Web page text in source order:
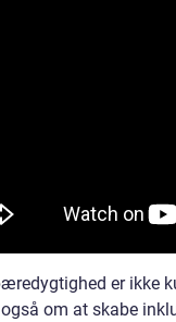
er ikke
om at skabe